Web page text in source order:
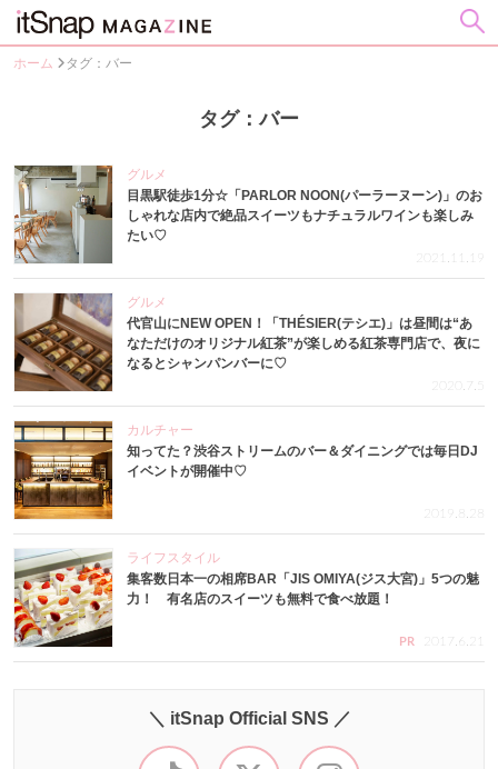
ホーム タグ：バー
タグ：バー
グルメ
目黒駅徒歩1分☆「PARLOR NOON(パーラーヌーン)」のお
しゃれな店内で絶品スイーツもナチュラルワインも楽しみ
たい♡
2021.11.19
グルメ
代官山にNEW OPEN！「THÉSIER(テシエ)」は昼間は“あ
なただけのオリジナル紅茶”が楽しめる紅茶専門店で、夜に
なるとシャンパンバーに♡
カルチャー
知ってた？渋谷ストリームのバー＆ダイニングでは毎日DJ
イベントが開催中♡
2019.8.28
ライフスタイル
集客数日本一の相席BAR「JIS OMIYA(ジス大宮)」5つの魅
力！ 有名店のスイーツも無料で食べ放題！
PR 2017.6.21
＼ itSnap Official SNS ／